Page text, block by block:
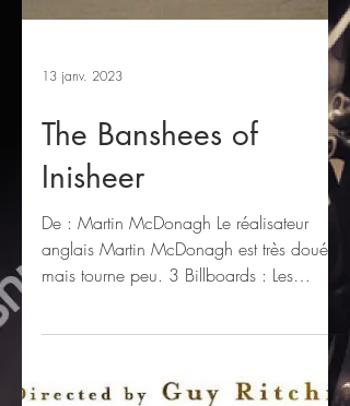
13 janv. 2023
The Banshees of
Inisheer
De : Martin McDonagh Le réalisateur
mais tourne peu. 3 Billboards : Les